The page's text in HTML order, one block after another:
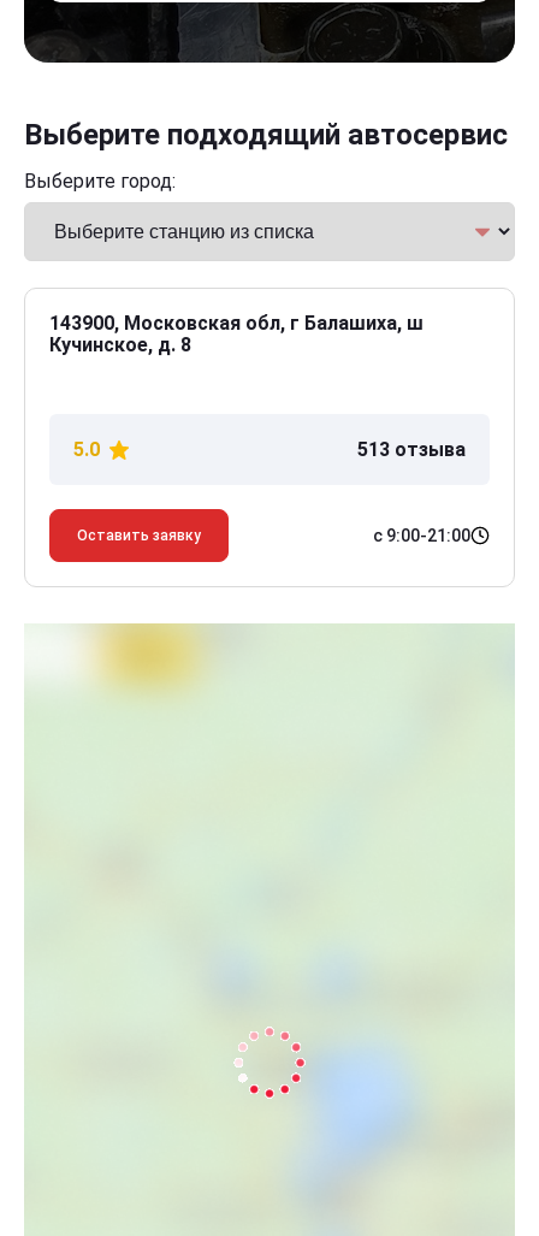
Выберите подходящий автосервис
Выберите город:
143900, Московская обл, г Балашиха, ш
Кучинское, д. 8
5.0 513 отзыва
Оставить заявку с 9:00-21:00